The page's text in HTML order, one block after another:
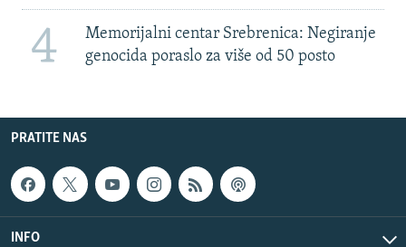
4
Memorijalni centar Srebrenica: Negiranje
genocida poraslo za više od 50 posto
PRATITE NAS
INFO